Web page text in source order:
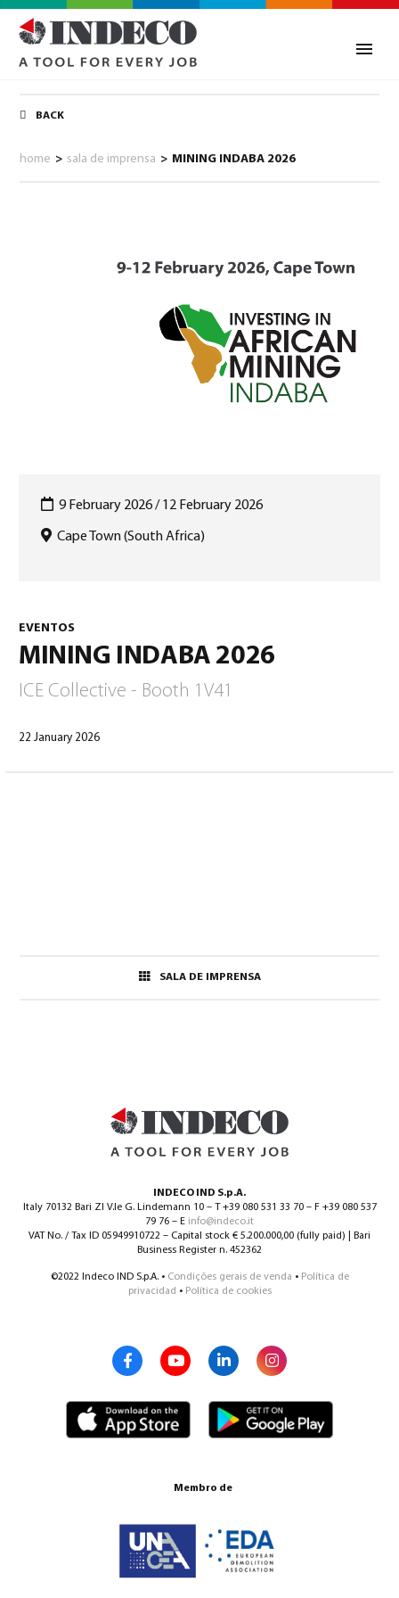
Português
BACK
home > sala de imprensa > MINING INDABA 2026
9 February 2026 / 12 February 2026
Cape Town (South Africa)
EVENTOS
MINING INDABA 2026
ICE Collective - Booth 1V41
22 January 2026
SALA DE IMPRENSA
INDECO IND S.p.A.
Italy 70132 Bari ZI V.le G. Lindemann 10 – T +39 080 531 33 70 – F +39 080 537
79 76 – E info@indeco.it
VAT No. / Tax ID 05949910722 – Capital stock € 5.200.000,00 (fully paid) | Bari
Business Register n. 452362
©2022 Indeco IND S.p.A. • Condições gerais de venda • Política de
privacidad • Política de cookies
Membro de